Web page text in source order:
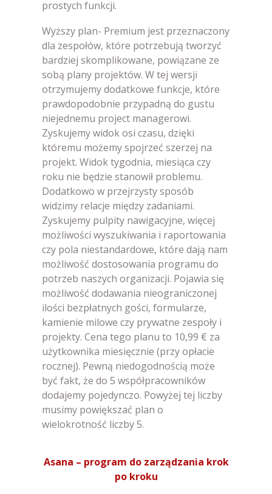
prostych funkcji.
Wyższy plan- Premium jest przeznaczony
dla zespołów, które potrzebują tworzyć
bardziej skomplikowane, powiązane ze
sobą plany projektów. W tej wersji
otrzymujemy dodatkowe funkcje, które
prawdopodobnie przypadną do gustu
niejednemu project managerowi.
Zyskujemy widok osi czasu, dzięki
któremu możemy spojrzeć szerzej na
projekt. Widok tygodnia, miesiąca czy
roku nie będzie stanowił problemu.
Dodatkowo w przejrzysty sposób
widzimy relacje między zadaniami.
Zyskujemy pulpity nawigacyjne, więcej
możliwości wyszukiwania i raportowania
czy pola niestandardowe, które dają nam
możliwość dostosowania programu do
potrzeb naszych organizacji. Pojawia się
możliwość dodawania nieograniczonej
ilości bezpłatnych gości, formularze,
kamienie milowe czy prywatne zespoły i
projekty. Cena tego planu to 10,99 € za
użytkownika miesięcznie (przy opłacie
rocznej). Pewną niedogodnością może
być fakt, że do 5 współpracowników
dodajemy pojedynczo. Powyżej tej liczby
musimy powiększać plan o
wielokrotność liczby 5.
Asana – program do zarządzania krok
po kroku